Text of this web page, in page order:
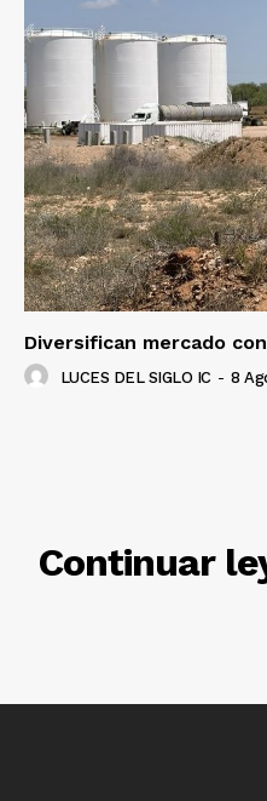
Diversifican mercado
LUCES DEL SIGLO IC - 8
Continuar